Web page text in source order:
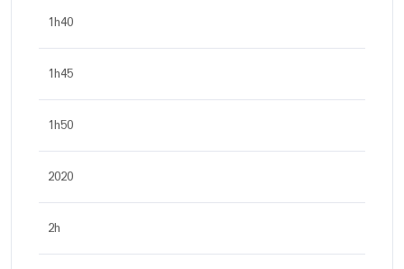
1h40
1h45
1h50
2020
2h